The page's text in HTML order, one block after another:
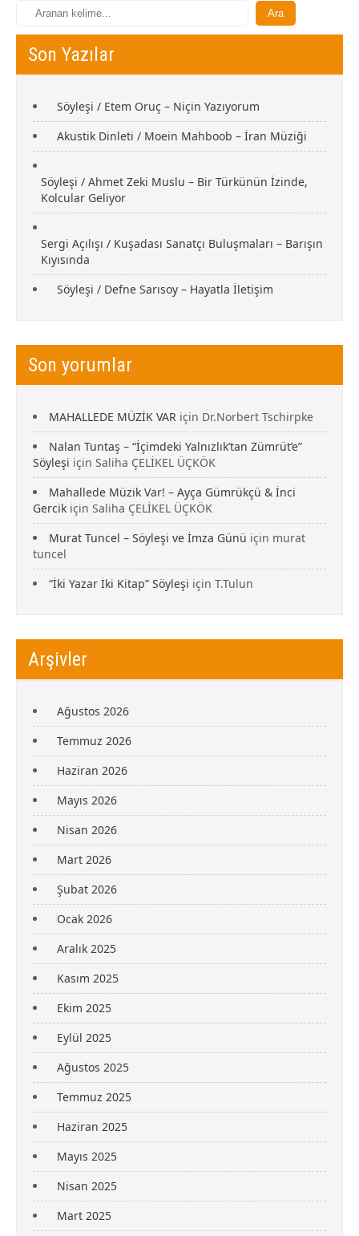
Son Yazılar
Söyleşi / Etem Oruç – Niçin Yazıyorum
Akustik Dinleti / Moein Mahboob – İran Müziği
Söyleşi / Ahmet Zeki Muslu – Bir Türkünün İzinde,
Kolcular Geliyor
Sergi Açılışı / Kuşadası Sanatçı Buluşmaları – Barışın
Kıyısında
Söyleşi / Defne Sarısoy – Hayatla İletişim
Son yorumlar
MAHALLEDE MÜZİK VAR için Dr.Norbert Tschirpke
Nalan Tuntaş – “İçimdeki Yalnızlık’tan Zümrüt’e”
Söyleşi için Saliha ÇELİKEL ÜÇKÖK
Mahallede Müzik Var! – Ayça Gümrükçü & İnci
Gercik için Saliha ÇELİKEL ÜÇKÖK
Murat Tuncel – Söyleşi ve İmza Günü için murat
tuncel
“İki Yazar İki Kitap” Söyleşi için T.Tulun
Arşivler
Ağustos 2026
Temmuz 2026
Haziran 2026
Mayıs 2026
Nisan 2026
Mart 2026
Şubat 2026
Ocak 2026
Aralık 2025
Kasım 2025
Ekim 2025
Eylül 2025
Ağustos 2025
Temmuz 2025
Haziran 2025
Mayıs 2025
Nisan 2025
Mart 2025